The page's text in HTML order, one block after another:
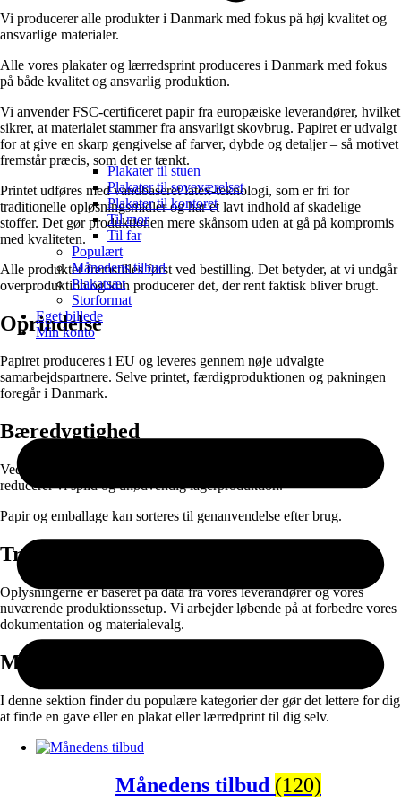
Plakater til stuen
Plakater til soveværelset
Plakater til kontoret
Til mor
Til far
Populært
Månedens tilbud
Plakatsæt
Storformat
Eget billede
Min konto
Vi producerer alle produkter i Danmark med fokus på høj kvalitet og
ansvarlige materialer.
Alle vores plakater og lærredsprint produceres i Danmark med fokus
på både kvalitet og ansvarlig produktion.
Vi anvender FSC-certificeret papir fra europæiske leverandører, hvilket
sikrer, at materialet stammer fra ansvarligt skovbrug. Papiret er udvalgt
for at give en skarp gengivelse af farver, dybde og detaljer – så motivet
fremstår præcis, som det er tænkt.
Printet udføres med vandbaseret latex-teknologi, som er fri for
traditionelle opløsningsmidler og har et lavt indhold af skadelige
stoffer. Det gør produktionen mere skånsom uden at gå på kompromis
med kvaliteten.
Alle produkter fremstilles først ved bestilling. Det betyder, at vi undgår
overproduktion og kun producerer det, der rent faktisk bliver brugt.
Oprindelse
Papiret produceres i EU og leveres gennem nøje udvalgte
samarbejdspartnere. Selve printet, færdigproduktionen og pakningen
foregår i Danmark.
Bæredygtighed
Ved at kombinere ansvarlige materialer med on-demand produktion
reducerer vi spild og unødvendig lagerproduktion.
Papir og emballage kan sorteres til genanvendelse efter brug.
Transparens
Oplysningerne er baseret på data fra vores leverandører og vores
nuværende produktionssetup. Vi arbejder løbende på at forbedre vores
dokumentation og materialevalg.
Måske vil du også synes om:
I denne sektion finder du populære kategorier der gør det lettere for dig
at finde en gave eller en plakat eller lærredprint til dig selv.
Månedens tilbud (120)